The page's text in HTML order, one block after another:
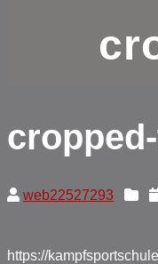
web22527293
https://